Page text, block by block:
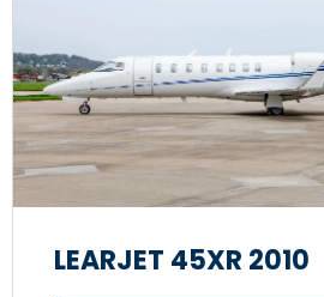
LEARJET 45XR 2010